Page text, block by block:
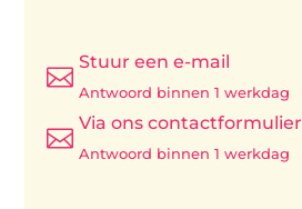

Stuur een e-mail
Antwoord binnen 1 werkdag

Via ons contactformulier
Antwoord binnen 1 werkdag